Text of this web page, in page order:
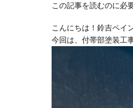
この記事を読むのに必
こんにちは！鈴吉ペイ
今回は、付帯部塗装工